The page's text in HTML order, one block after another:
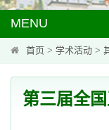
MENU
首页 > 学术活动 >
第三届全